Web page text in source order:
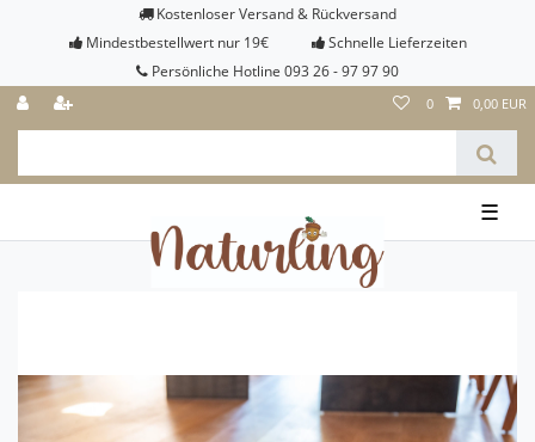
Kostenloser Versand & Rückversand
Mindestbestellwert nur 19€
Schnelle Lieferzeiten
Persönliche Hotline 093 26 - 97 97 90
0 0,00 EUR
☰